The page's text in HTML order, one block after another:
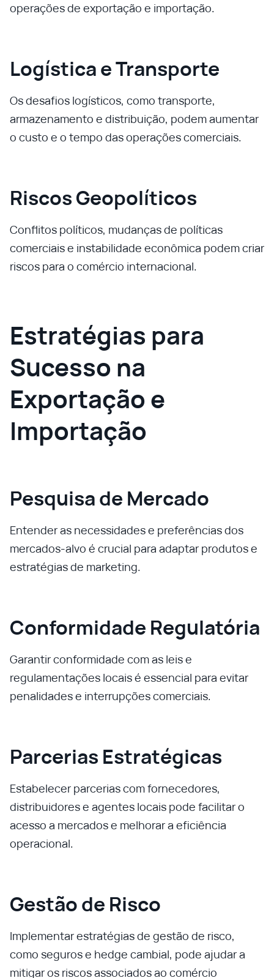
operações de exportação e importação.
Logística e Transporte
Os desafios logísticos, como transporte,
armazenamento e distribuição, podem aumentar
o custo e o tempo das operações comerciais.
Riscos Geopolíticos
Conflitos políticos, mudanças de políticas
comerciais e instabilidade econômica podem criar
riscos para o comércio internacional.
Estratégias para
Sucesso na
Exportação e
Importação
Pesquisa de Mercado
Entender as necessidades e preferências dos
mercados-alvo é crucial para adaptar produtos e
estratégias de marketing.
Conformidade Regulatória
Garantir conformidade com as leis e
regulamentações locais é essencial para evitar
penalidades e interrupções comerciais.
Parcerias Estratégicas
Estabelecer parcerias com fornecedores,
distribuidores e agentes locais pode facilitar o
acesso a mercados e melhorar a eficiência
operacional.
Gestão de Risco
Implementar estratégias de gestão de risco,
como seguros e hedge cambial, pode ajudar a
mitigar os riscos associados ao comércio